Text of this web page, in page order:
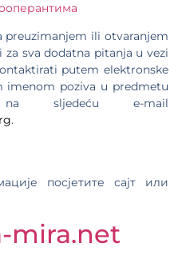
preuzimanjem ili otvaranjem
za sva dodatna pitanja u vezi
putem elektronske
imenom poziva u predmetu
sljedeću e-mail
.
посјетите сајт или
mira.net